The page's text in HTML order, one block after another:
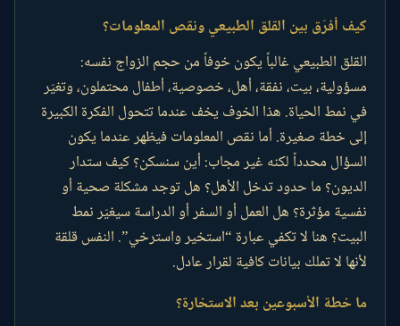
كيف أفرّق بين القلق الطبيعي ونقص المعلومات؟
القلق الطبيعي غالباً يكون خوفاً من حجم الزواج نفسه:
مسؤولية، بيت، نفقة، أهل، خصوصية، أطفال محتملون، وتغيّر
في نمط الحياة. هذا الخوف يخف عندما تتحول الفكرة الكبيرة
إلى خطة صغيرة. أما نقص المعلومات فيظهر عندما يكون
السؤال محدداً لكنه غير مجاب: أين سنسكن؟ كيف ستدار
الديون؟ ما حدود تدخل الأهل؟ هل توجد مشكلة صحية أو
نفسية مؤثرة؟ هل العمل أو السفر أو الدراسة سيغيّر نمط
البيت؟ هنا لا تكفي عبارة “استخير واسترخي”. النفس قلقة
لأنها لا تملك بيانات كافية لقرار عادل.
ما خطة الأسبوعين بعد الاستخارة؟